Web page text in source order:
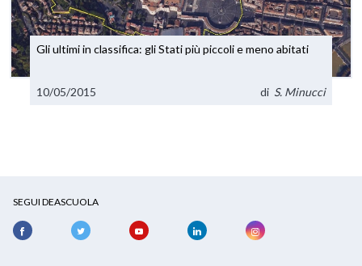
Gli ultimi in classifica: gli Stati più piccoli e meno abitati
10/05/2015 di S. Minucci
SEGUI DEASCUOLA